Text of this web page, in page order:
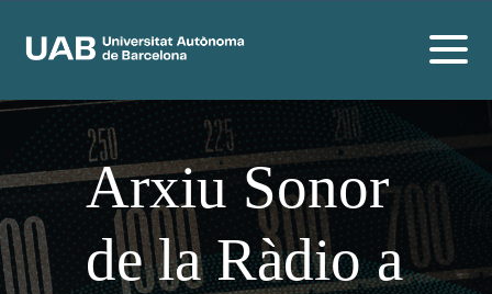
Arxiu Sonor
de la Ràdio a